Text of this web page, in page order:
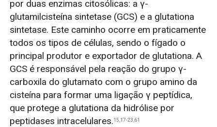
por duas enzimas citosólicas: a γ-
glutamilcisteína sintetase (GCS) e a glutationa
sintetase. Este caminho ocorre em praticamente
todos os tipos de células, sendo o fígado o
principal produtor e exportador de glutationa. A
GCS é responsável pela reação do grupo γ-
carboxila do glutamato com o grupo amino da
cisteína para formar uma ligação γ peptídica,
que protege a glutationa da hidrólise por
peptidases intracelulares.15,17-23,61